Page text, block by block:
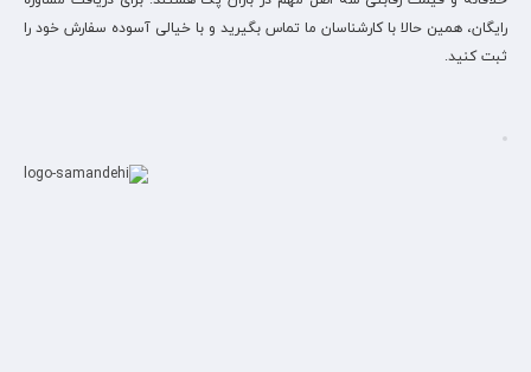
رایگان، همین حالا با کارشناسان ما تماس بگیرید و با خیالی آسوده سفارش خود را
ثبت کنید.